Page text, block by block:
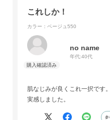
これしか！
カラー：ベージュ550
no name
年代:40代
肌なじみが良くこれ一択です
実感しました。
参